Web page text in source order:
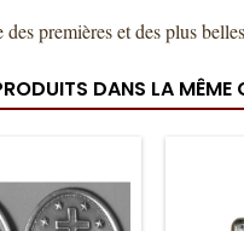
des premières et des plus
DANS LA MÊME